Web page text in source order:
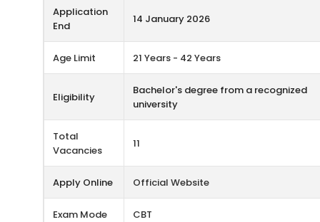
Application
End
14 January 2026
Age Limit 21 Years - 42 Years
Eligibility
Bachelor's degree from a recognized
university
Total
Vacancies
11
Apply Online Official Website
Exam Mode CBT